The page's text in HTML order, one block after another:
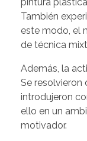
pintura
También
este modo, el
de técnica
Además, la
Se resolvieron
introdujeron
ello en un
motivador.